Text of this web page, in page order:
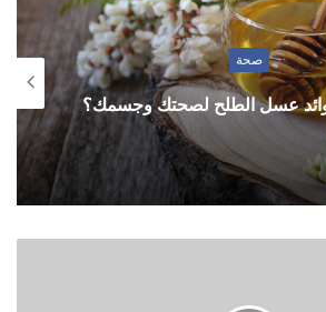
صحة
عسل الطلح لصحتك وجسمك؟